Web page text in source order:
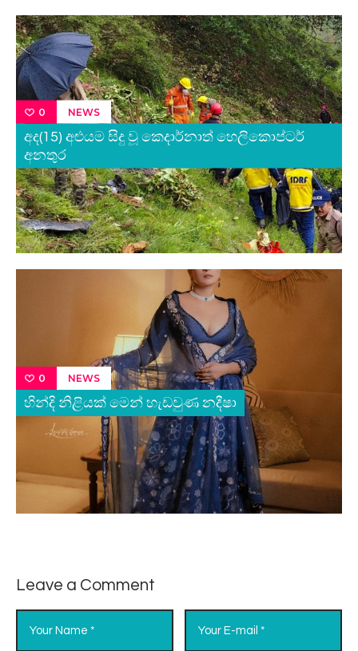
0 NEWS
අද(15) අළුයම සිදු වූ කෙදාර්නාත් හෙලිකොප්ටර්
අනතුර
0 NEWS
හින්දි නිළියක් මෙන් හැඩවුණ නදීෂා
Leave a Comment